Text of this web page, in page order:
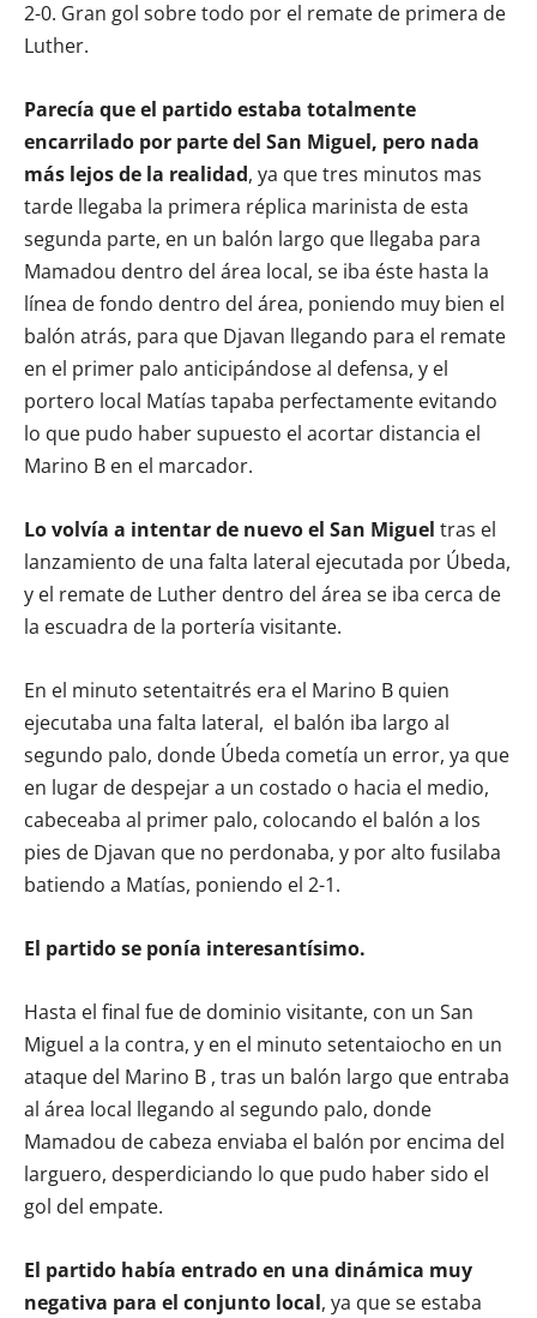
2-0. Gran gol sobre todo por el remate de primera de
Luther.
Parecía que el partido estaba totalmente
encarrilado por parte del San Miguel, pero nada
más lejos de la realidad, ya que tres minutos mas
tarde llegaba la primera réplica marinista de esta
segunda parte, en un balón largo que llegaba para
Mamadou dentro del área local, se iba éste hasta la
línea de fondo dentro del área, poniendo muy bien el
balón atrás, para que Djavan llegando para el remate
en el primer palo anticipándose al defensa, y el
portero local Matías tapaba perfectamente evitando
lo que pudo haber supuesto el acortar distancia el
Marino B en el marcador.
Lo volvía a intentar de nuevo el San Miguel tras el
lanzamiento de una falta lateral ejecutada por Úbeda,
y el remate de Luther dentro del área se iba cerca de
la escuadra de la portería visitante.
En el minuto setentaitrés era el Marino B quien
ejecutaba una falta lateral, el balón iba largo al
segundo palo, donde Úbeda cometía un error, ya que
en lugar de despejar a un costado o hacia el medio,
cabeceaba al primer palo, colocando el balón a los
pies de Djavan que no perdonaba, y por alto fusilaba
batiendo a Matías, poniendo el 2-1.
El partido se ponía interesantísimo.
Hasta el final fue de dominio visitante, con un San
Miguel a la contra, y en el minuto setentaiocho en un
ataque del Marino B , tras un balón largo que entraba
al área local llegando al segundo palo, donde
Mamadou de cabeza enviaba el balón por encima del
larguero, desperdiciando lo que pudo haber sido el
gol del empate.
El partido había entrado en una dinámica muy
negativa para el conjunto local, ya que se estaba